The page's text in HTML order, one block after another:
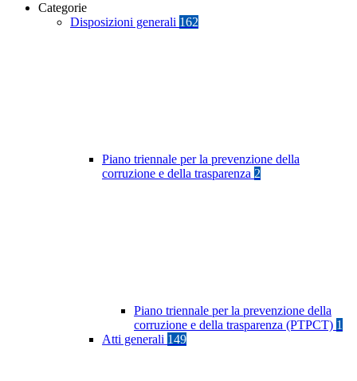
Categorie
Disposizioni generali 162
Piano triennale per la prevenzione della
corruzione e della trasparenza 2
Piano triennale per la prevenzione della
corruzione e della trasparenza (PTPCT) 1
Atti generali 149